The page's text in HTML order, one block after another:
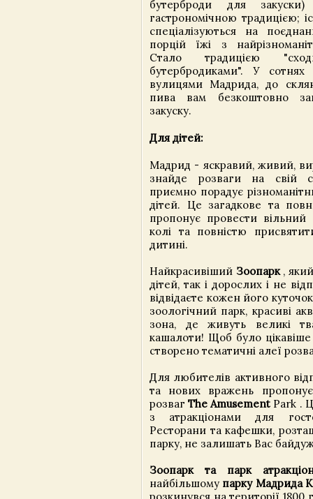
бутерброди для
гастрономічною традицією;
спеціалізуються на
порцій їжі з
Стало традицією
бутербродиками". У сотнях
вулицями Мадрида, до
пива вам безкоштовно
закуску.
Для дітей:
Мадрид - яскравий, живий,
знайде розваги на свій
приємно порадує
дітей. Це загадкове та
пропонує провести
колі та повністю
дитині.
Найкрасивіший Зоопарк,
дітей, так і дорослих і не
відвідаєте кожен його
зоологічний парк, красиві
зона, де живуть великі
кашалоти! Щоб було цікавіше
створено тематичні алеї
Для любителів активного
та нових вражень
розвагThe Amusement Park .
з атракціонами для
Ресторани та кафешки,
парку, не залишать Вас
Зоопарк та парк
найбільшому парку Мадрида